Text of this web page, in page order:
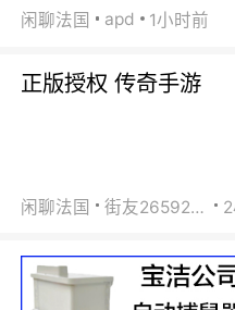
闲聊法国 apd 1小时前
正版授权 传奇手游
闲聊法国 街友26592800